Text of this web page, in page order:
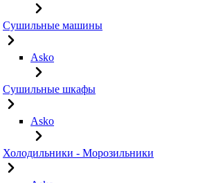
Сушильные машины
Asko
Сушильные шкафы
Asko
Холодильники - Морозильники